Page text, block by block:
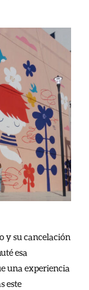
y su cancelación
esa
una experiencia
este